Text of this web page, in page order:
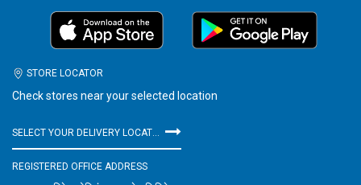
STORE LOCATOR
Check stores near your selected location
SELECT YOUR DELIVERY LOCATION
REGISTERED OFFICE ADDRESS